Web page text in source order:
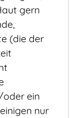
gern
(die der
oder ein
nur